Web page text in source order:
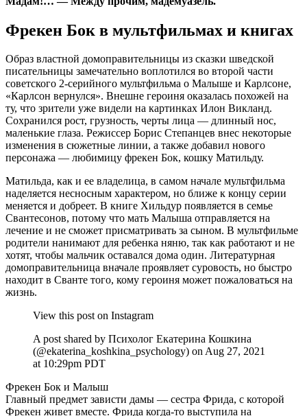
Фрекен Бок в мультфильмах и книгах
Образ властной домоправительницы из сказки шведской
писательницы замечательно воплотился во второй части
советского 2-серийного мультфильма о Малыше и Карлсоне,
«Карлсон вернулся». Внешне героиня оказалась похожей на
ту, что зрители уже видели на картинках Илон Викланд.
Сохранился рост, грузность, черты лица — длинный нос,
маленькие глаза. Режиссер Борис Степанцев внес некоторые
изменения в сюжетные линии, а также добавил нового
персонажа — любимицу фрекен Бок, кошку Матильду.
Матильда, как и ее владелица, в самом начале мультфильма
наделяется несносным характером, но ближе к концу серии
меняется и добреет. В книге Хильдур появляется в семье
Свантесонов, потому что мать Малыша отправляется на
лечение и не сможет присматривать за сыном. В мультфильме
родители нанимают для ребенка няню, так как работают и не
хотят, чтобы мальчик оставался дома один. Литературная
домоправительница вначале проявляет суровость, но быстро
находит в Сванте того, кому героиня может пожаловаться на
жизнь.
View this post on Instagram
A post shared by Психолог Екатерина Кошкина
(@ekaterina_koshkina_psychology) on Aug 27, 2021
at 10:29pm PDT
Фрекен Бок и Малыш
Главный предмет зависти дамы — сестра Фрида, с которой
Фрекен живет вместе. Фрида когда-то выступила на